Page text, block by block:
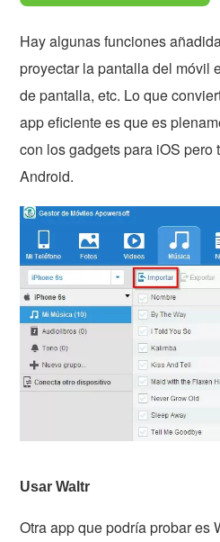
Hay algunas funciones
proyectar la pantalla del móvil
de pantalla, etc. Lo que
app eficiente es que es
con los gadgets para iOS
Android.
Usar Waltr
Otra app que podría probar es